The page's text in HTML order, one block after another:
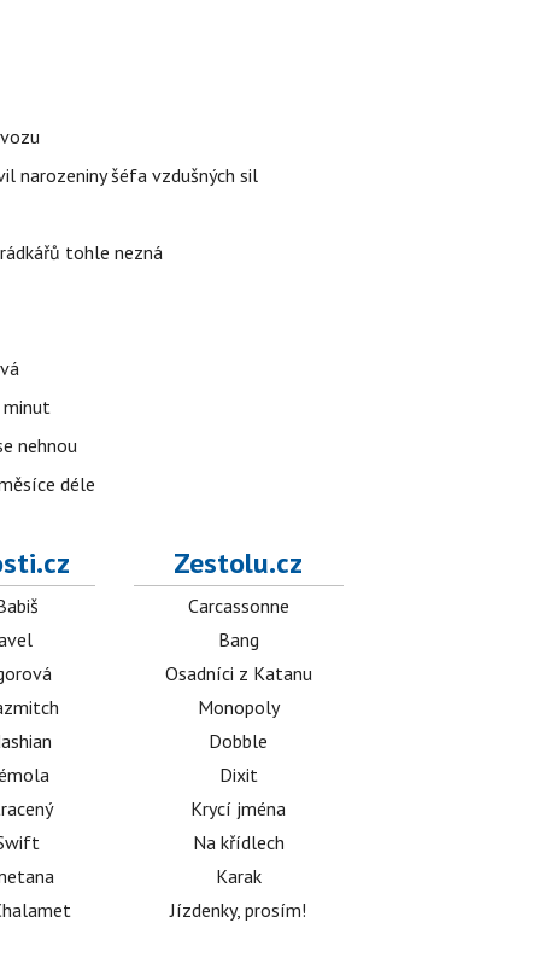
narozeniny šéfa vzdušných sil
tohle nezná
minut
nehnou
déle
Zestolu.cz
Carcassonne
Bang
Osadníci z Katanu
Monopoly
Dobble
Dixit
Krycí jména
Na křídlech
Karak
Jízdenky, prosím!